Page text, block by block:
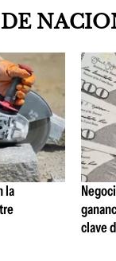
la
clave